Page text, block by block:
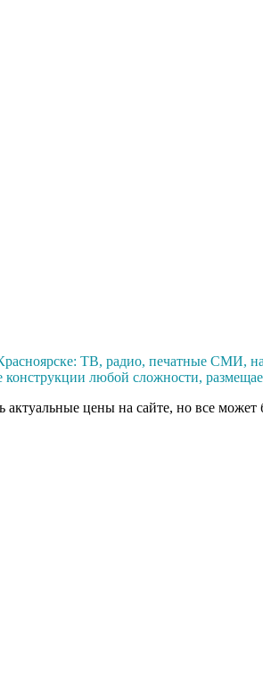
ТВ, радио, печатные СМИ, на
любой сложности,
цены на сайте, но все